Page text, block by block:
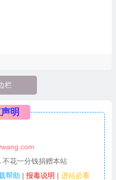
栏
明
不花一分钱捐赠本站
帮助 | 报毒说明 | 进站必看